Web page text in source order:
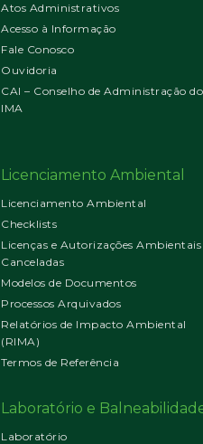
Atos Administrativos
Acesso à Informação
Fale Conosco
Ouvidoria
CAI – Conselho de Administração do
IMA
Licenciamento Ambiental
Licenciamento Ambiental
Checklists
Licenças e Autorizações Ambientais
Canceladas
Modelos de Documentos
Processos Arquivados
Relatórios de Impacto Ambiental
(RIMA)
Termos de Referência
Laboratório e
Laboratório